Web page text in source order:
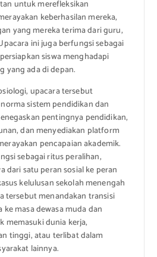
untuk merefleksikan
keberhasilan mereka,
yang mereka terima dari guru,
ini juga berfungsi sebagai
siswa menghadapi
yang ada di depan.
upacara tersebut
sistem pendidikan dan
pentingnya pendidikan,
dan menyediakan platform
pencapaian akademik.
sebagai ritus peralihan,
dari satu peran sosial ke peran
kelulusan sekolah menengah
tersebut menandakan transisi
ke masa dewasa muda dan
memasuki dunia kerja,
tinggi, atau terlibat dalam
lainnya.